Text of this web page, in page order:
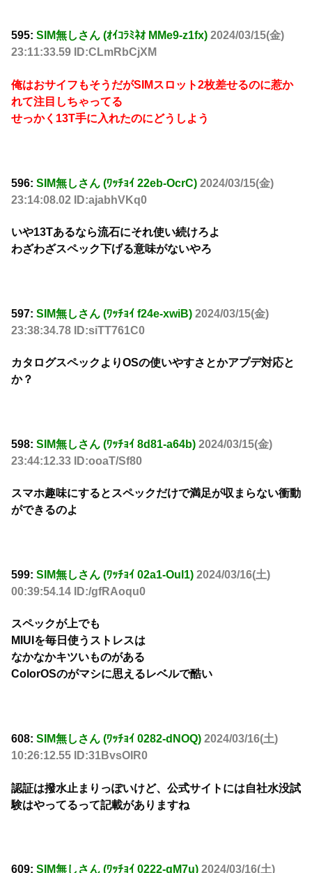
595: SIM無しさん (ｵｲｺﾗﾐﾈｵ MMe9-z1fx) 2024/03/15(金)
23:11:33.59 ID:CLmRbCjXM
俺はおサイフもそうだがSIMスロット2枚差せるのに惹か
れて注目しちゃってる
せっかく13T手に入れたのにどうしよう
596: SIM無しさん (ﾜｯﾁｮｲ 22eb-OcrC) 2024/03/15(金)
23:14:08.02 ID:ajabhVKq0
いや13Tあるなら流石にそれ使い続けろよ
わざわざスペック下げる意味がないやろ
597: SIM無しさん (ﾜｯﾁｮｲ f24e-xwiB) 2024/03/15(金)
23:38:34.78 ID:siTT761C0
カタログスペックよりOSの使いやすさとかアプデ対応と
か？
598: SIM無しさん (ﾜｯﾁｮｲ 8d81-a64b) 2024/03/15(金)
23:44:12.33 ID:ooaT/Sf80
スマホ趣味にするとスペックだけで満足が収まらない衝動
ができるのよ
599: SIM無しさん (ﾜｯﾁｮｲ 02a1-Oul1) 2024/03/16(土)
00:39:54.14 ID:/gfRAoqu0
スペックが上でも
MIUIを毎日使うストレスは
なかなかキツいものがある
ColorOSのがマシに思えるレベルで酷い
608: SIM無しさん (ﾜｯﾁｮｲ 0282-dNOQ) 2024/03/16(土)
10:26:12.55 ID:31BvsOIR0
認証は撥水止まりっぽいけど、公式サイトには自社水没試
験はやってるって記載がありますね
609: SIM無しさん (ﾜｯﾁｮｲ 0222-qM7u) 2024/03/16(土)